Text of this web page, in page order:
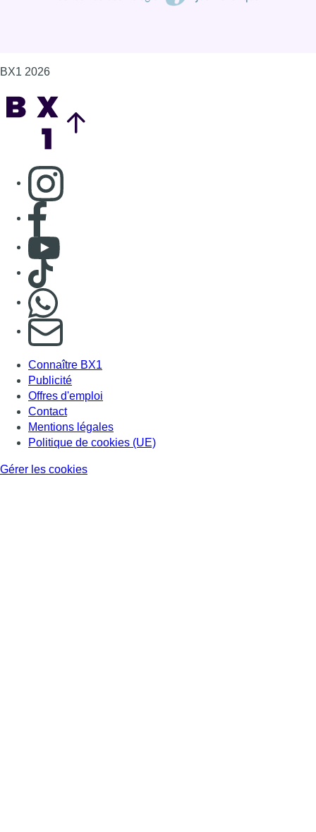
BX1 2026
Consulter page Instagram
Consulter page Facebook
Consulter Youtube
Consulter TikTok
S'abonner à notre newsletter
Connaître BX1
Publicité
Offres d'emploi
Contact
Mentions légales
Politique de cookies (UE)
Gérer les cookies